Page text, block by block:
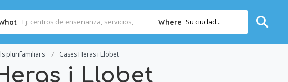
Where Su ciudad...
plurifamiliars Cases Heras i Llobet
i Llobet